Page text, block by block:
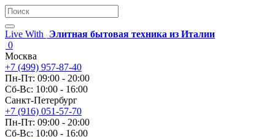
Live With
Элитная бытовая техника из Италии
0
Москва
+7 (499) 957-87-40
Пн-Пт: 09:00 - 20:00
Сб-Вс: 10:00 - 16:00
Санкт-Петербург
+7 (916) 051-57-70
Пн-Пт: 09:00 - 20:00
Сб-Вс: 10:00 - 16:00